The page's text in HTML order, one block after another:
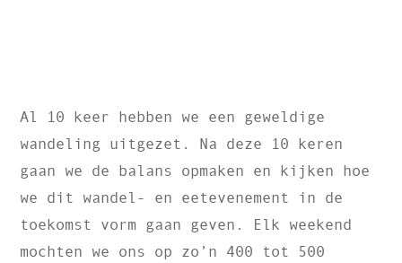
Al 10 keer hebben we een geweldige
wandeling uitgezet. Na deze 10 keren
gaan we de balans opmaken en kijken hoe
we dit wandel- en eetevenement in de
toekomst vorm gaan geven. Elk weekend
mochten we ons op zo’n 400 tot 500